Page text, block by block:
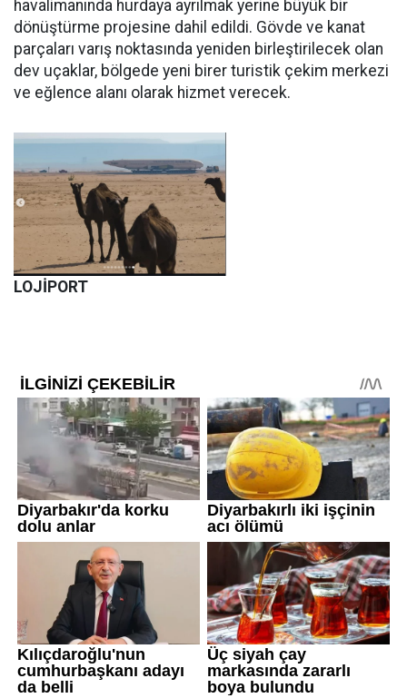
havalimanında hurdaya ayrılmak yerine büyük bir
dönüştürme projesine dahil edildi. Gövde ve kanat
parçaları varış noktasında yeniden birleştirilecek olan
dev uçaklar, bölgede yeni birer turistik çekim merkezi
ve eğlence alanı olarak hizmet verecek.
LOJİPORT